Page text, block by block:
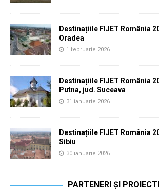
Destinațiile FIJET România
Oradea
1 februarie 2026
Destinațiile FIJET România
Putna, jud. Suceava
31 ianuarie 2026
Destinațiile FIJET România
Sibiu
30 ianuarie 2026
PARTENERI ȘI